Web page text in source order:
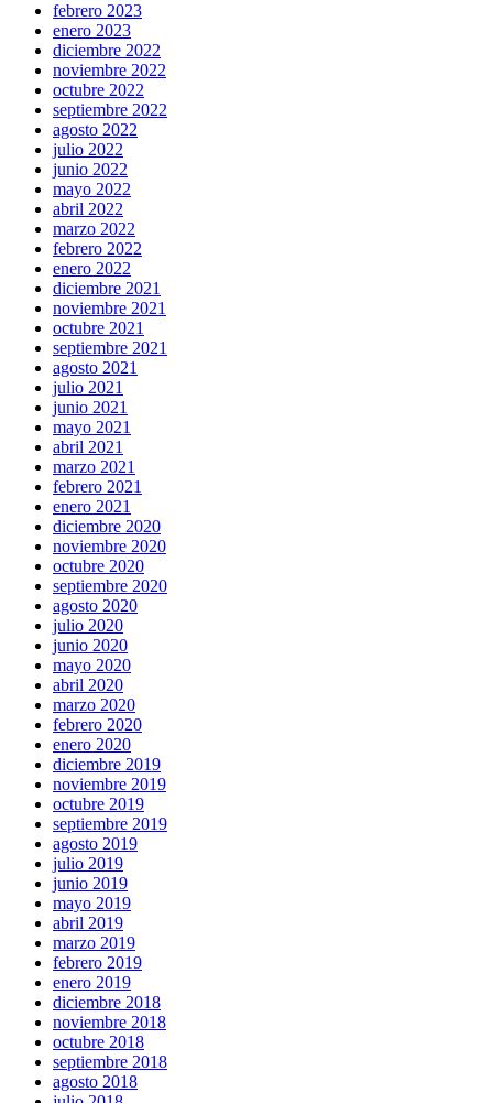
febrero 2023
enero 2023
diciembre 2022
noviembre 2022
octubre 2022
septiembre 2022
agosto 2022
julio 2022
junio 2022
mayo 2022
abril 2022
marzo 2022
febrero 2022
enero 2022
diciembre 2021
noviembre 2021
octubre 2021
septiembre 2021
agosto 2021
julio 2021
junio 2021
mayo 2021
abril 2021
marzo 2021
febrero 2021
enero 2021
diciembre 2020
noviembre 2020
octubre 2020
septiembre 2020
agosto 2020
julio 2020
junio 2020
mayo 2020
abril 2020
marzo 2020
febrero 2020
enero 2020
diciembre 2019
noviembre 2019
octubre 2019
septiembre 2019
agosto 2019
julio 2019
junio 2019
mayo 2019
abril 2019
marzo 2019
febrero 2019
enero 2019
diciembre 2018
noviembre 2018
octubre 2018
septiembre 2018
agosto 2018